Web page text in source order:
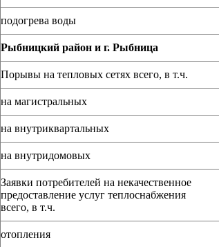
подогрева воды
Рыбницкий район и г. Рыбница
Порывы на тепловых сетях всего, в т.ч.
на магистральных
на внутриквартальных
на внутридомовых
Заявки потребителей на некачественное
предоставление услуг теплоснабжения
всего, в т.ч.
отопления